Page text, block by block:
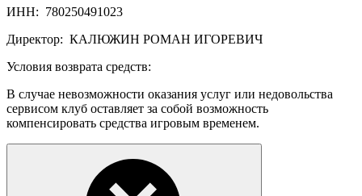
ИНН: 780250491023
Директор: КАЛЮЖИН РОМАН ИГОРЕВИЧ
Условия возврата средств:
В случае невозможности оказания услуг или недовольства
сервисом клуб оставляет за собой возможность
компенсировать средства игровым временем.